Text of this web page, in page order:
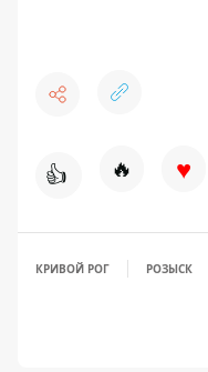
👍 🔥 ♥
КРИВОЙ РОГ РОЗЫСК